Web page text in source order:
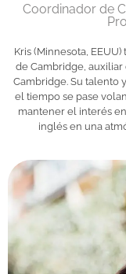
Coordinador de
Kris (Minnesota,
de Cambridge,
Cambridge. Su talento
el tiempo se pase
mantener el interés
inglés en una